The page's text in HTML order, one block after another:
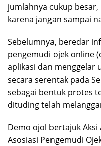
jumlahnya cukup
karena jangan sampai
Sebelumnya, beredar
pengemudi ojek online
aplikasi dan menggelar
secara serentak pada
sebagai bentuk protes
dituding telah
Demo ojol bertajuk
Asosiasi Pengemudi